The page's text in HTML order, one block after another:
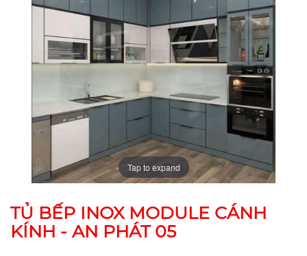
Tap to expand
TỦ BẾP INOX MODULE CÁNH
KÍNH - AN PHÁT 05